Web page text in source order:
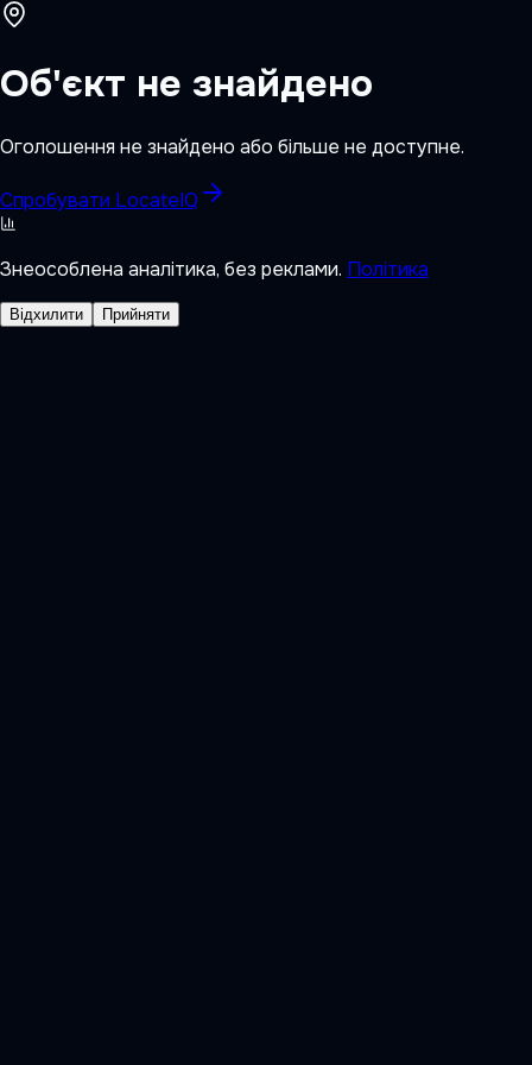
Об'єкт не знайдено
Оголошення не знайдено або більше не доступне.
Спробувати LocateIQ
Знеособлена аналітика, без реклами. Політика
Відхилити Прийняти